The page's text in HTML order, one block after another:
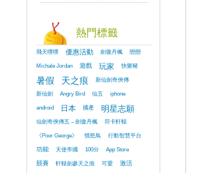
熱門標籤
飛天噗噗 優惠活動 劍傲丹楓
戀戀
Michale Jordan
遊戲 玩家 快樂豬
暑假 天之痕
新仙劍奇俠傳
新仙劍
Angry Bird 仙五
iphone
android
日本 國產 明星志願
仙劍奇俠傳五 – 劍傲丹楓
符卡軒轅
《Poor George》
憤怒鳥
行動智慧平台
功能
天使帝國 100分
App Store
競賽
軒轅劍參天之痕 可愛 激活